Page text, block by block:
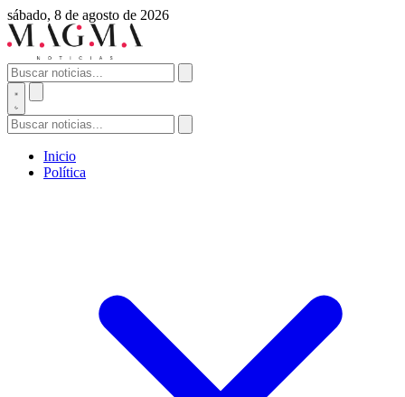
sábado, 8 de agosto de 2026
Inicio
Política